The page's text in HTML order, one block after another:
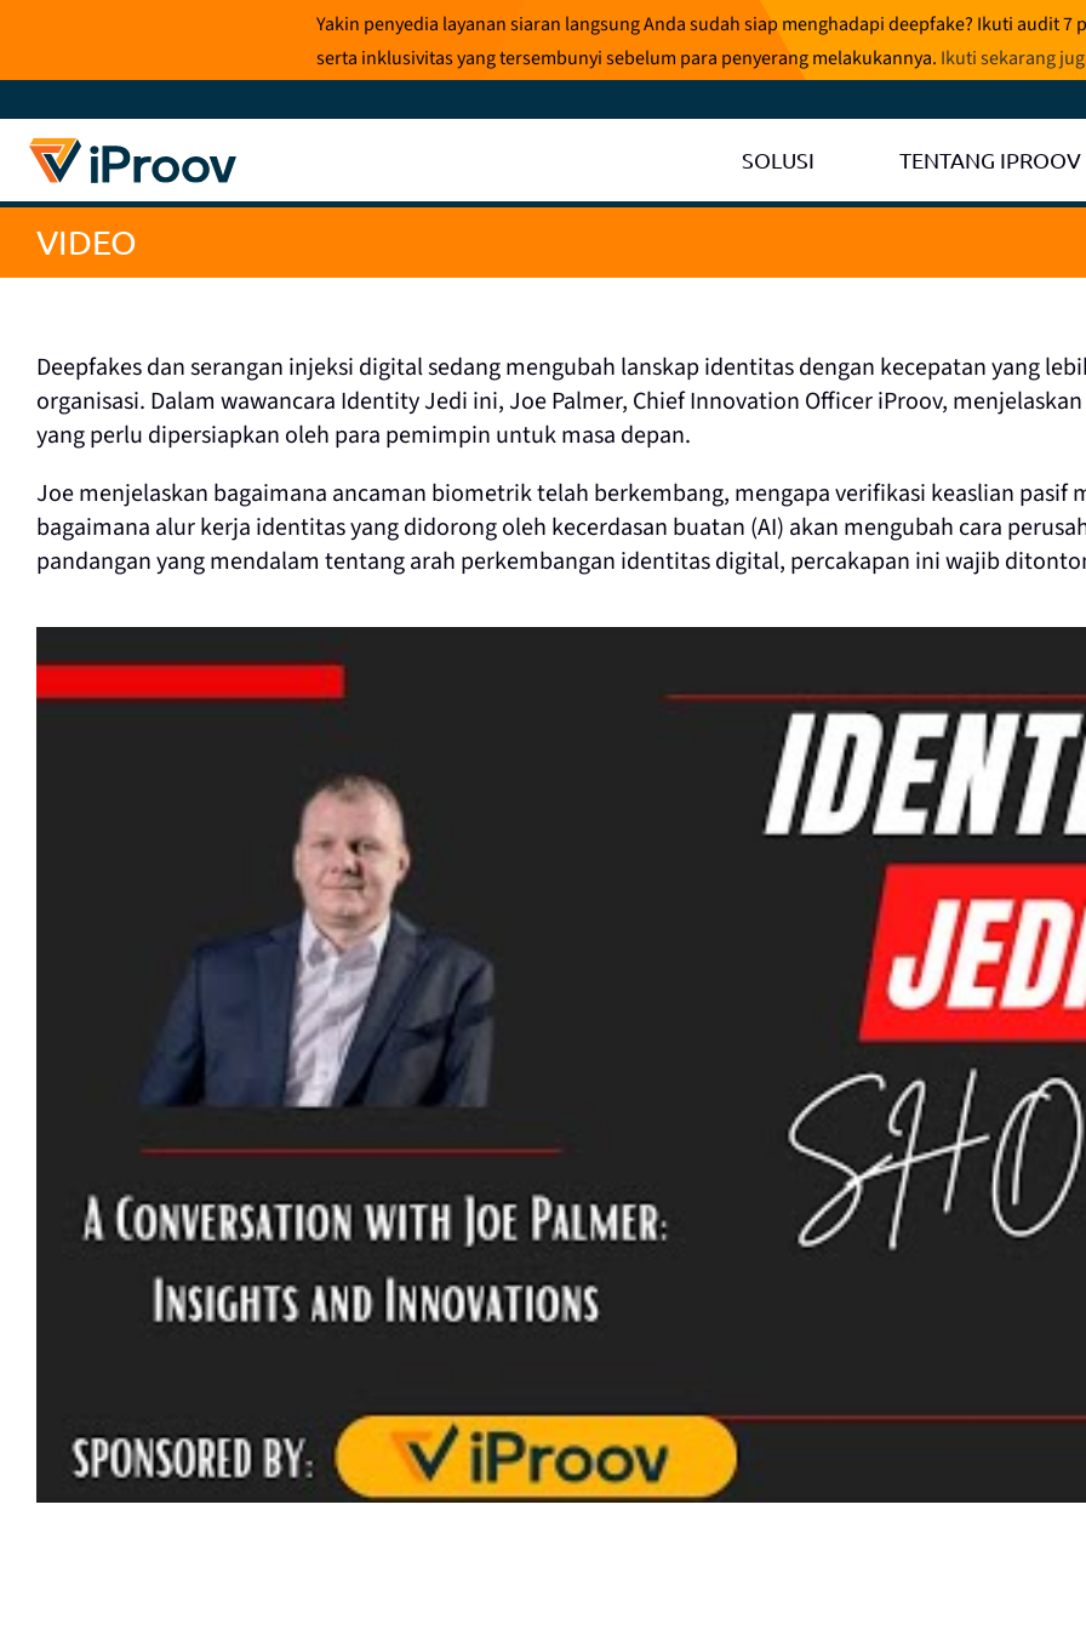
konten
Yakin penyedia layanan siaran langsung Anda sudah siap menghadapi deepfake? Ikuti audit
serta inklusivitas yang tersembunyi sebelum para penyerang melakukannya. Ikuti sekarang
SOLUSI TENTANG
VIDEO
Deepfakes dan serangan injeksi digital sedang mengubah lanskap identitas dengan kecepatan yang
organisasi. Dalam wawancara Identity Jedi ini, Joe Palmer, Chief Innovation Officer iProov,
yang perlu dipersiapkan oleh para pemimpin untuk masa depan.
Joe menjelaskan bagaimana ancaman biometrik telah berkembang, mengapa verifikasi keaslian
bagaimana alur kerja identitas yang didorong oleh kecerdasan buatan (AI) akan mengubah cara
pandangan yang mendalam tentang arah perkembangan identitas digital, percakapan ini wajib